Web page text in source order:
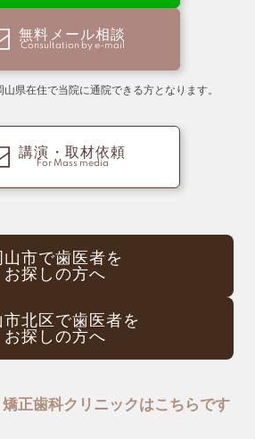
無料メール相談
Consultation by e-mail
県在住で当院に通院できる方となります。
講演・取材依頼
For Mass media
山市で歯医者を
お探しの方へ
市北区で歯医者を
お探しの方へ
正歯科クリニックはこちらです